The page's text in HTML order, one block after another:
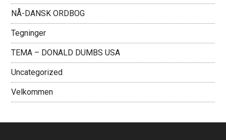
NÅ-DANSK ORDBOG
Tegninger
TEMA – DONALD DUMBS USA
Uncategorized
Velkommen